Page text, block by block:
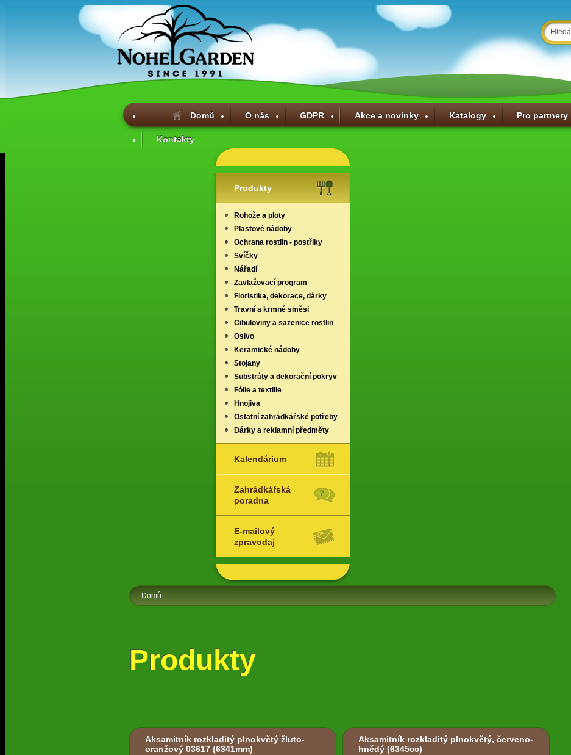
Domů O nás GDPR Akce a novinky Katalogy Pro partnery
Kontakty
Produkty
Rohože a ploty
Plastové nádoby
Ochrana rostlin - postřiky
Svíčky
Nářadí
Zavlažovací program
Floristika, dekorace, dárky
Travní a krmné směsi
Cibuloviny a sazenice rostlin
Osivo
Keramické nádoby
Stojany
Substráty a dekorační pokryv
Fólie a textilie
Hnojiva
Ostatní zahrádkářské potřeby
Dárky a reklamní předměty
Kalendárium
Zahrádkářská
poradna
E-mailový
zpravodaj
Domů
Produkty
Aksamitník rozkladitý plnokvětý žluto-
oranžový 03617 (6341mm)
Aksamitník rozkladitý plnokvětý, červeno-
hnědý (6345cc)